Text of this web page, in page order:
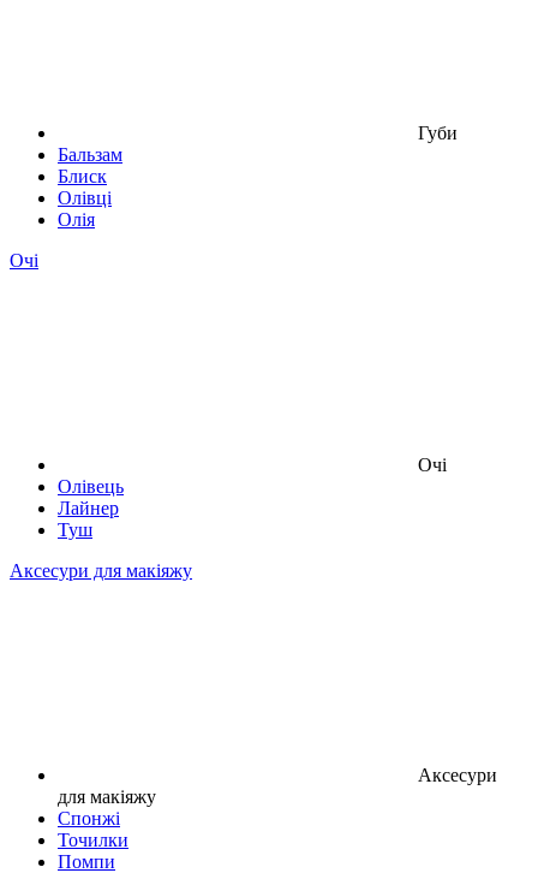
Губи
Бальзам
Блиск
Олівці
Олія
Очі
Очі
Олівець
Лайнер
Туш
Аксесури для макіяжу
Аксесури
для макіяжу
Спонжі
Точилки
Помпи